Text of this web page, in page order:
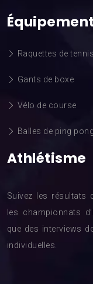
Raquettes de tennis
Gants de boxe
Vélo de course
Balles de ping pong
Athlétisme
Suivez les résultats
les championnats
que des interviews
individuelles.